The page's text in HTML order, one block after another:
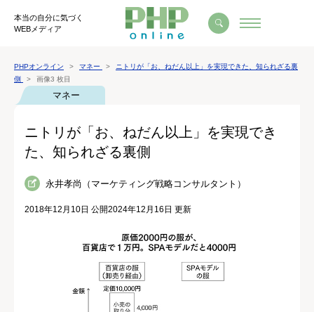
本当の自分に気づく
WEBメディア
PHPオンライン マネー
ニトリが「お、ねだん以上」を実現できた、知られざる裏
側
画像3 枚目
マネー
ニトリが「お、ねだん以上」を実現でき
た、知られざる裏側
永井孝尚（マーケティング戦略コンサルタント）
2018年12月10日 公開2024年12月16日 更新